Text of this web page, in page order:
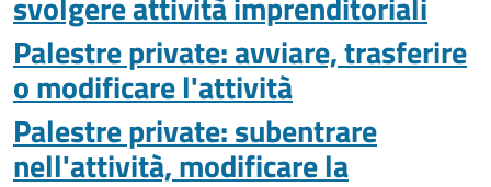
Palestre private: avviare, trasferire
o modificare l'attività
Palestre private: subentrare
nell'attività, modificare la